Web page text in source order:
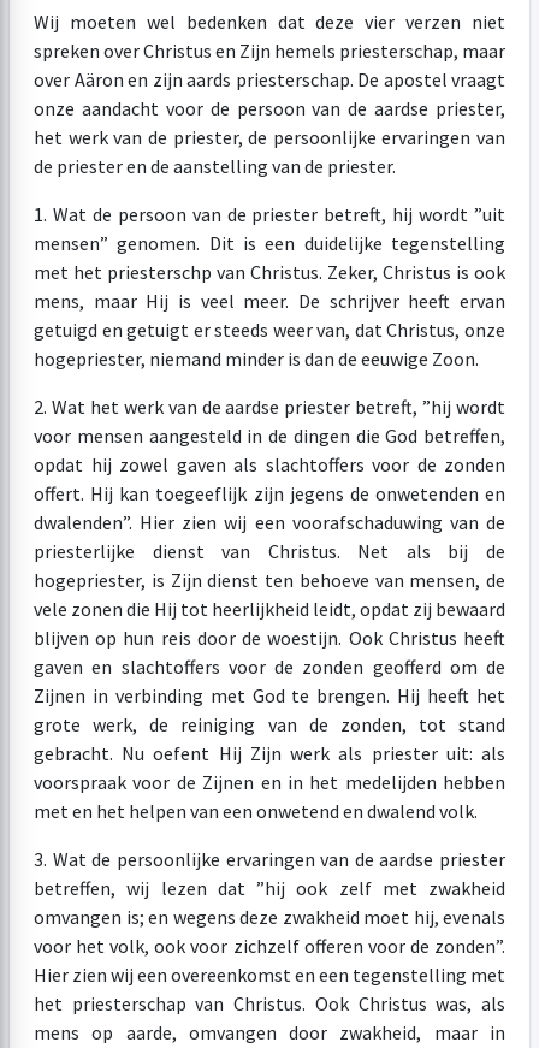
Wij moeten wel bedenken dat deze vier verzen niet
spreken over Christus en Zijn hemels priesterschap, maar
over Aäron en zijn aards priesterschap. De apostel vraagt
onze aandacht voor de persoon van de aardse priester,
het werk van de priester, de persoonlijke ervaringen van
de priester en de aanstelling van de priester.
1. Wat de persoon van de priester betreft, hij wordt ”uit
mensen” genomen. Dit is een duidelijke tegenstelling
met het priesterschp van Christus. Zeker, Christus is ook
mens, maar Hij is veel meer. De schrijver heeft ervan
getuigd en getuigt er steeds weer van, dat Christus, onze
hogepriester, niemand minder is dan de eeuwige Zoon.
2. Wat het werk van de aardse priester betreft, ”hij wordt
voor mensen aangesteld in de dingen die God betreffen,
opdat hij zowel gaven als slachtoffers voor de zonden
offert. Hij kan toegeeflijk zijn jegens de onwetenden en
dwalenden”. Hier zien wij een voorafschaduwing van de
priesterlijke dienst van Christus. Net als bij de
hogepriester, is Zijn dienst ten behoeve van mensen, de
vele zonen die Hij tot heerlijkheid leidt, opdat zij bewaard
blijven op hun reis door de woestijn. Ook Christus heeft
gaven en slachtoffers voor de zonden geofferd om de
Zijnen in verbinding met God te brengen. Hij heeft het
grote werk, de reiniging van de zonden, tot stand
gebracht. Nu oefent Hij Zijn werk als priester uit: als
voorspraak voor de Zijnen en in het medelijden hebben
met en het helpen van een onwetend en dwalend volk.
3. Wat de persoonlijke ervaringen van de aardse priester
betreffen, wij lezen dat ”hij ook zelf met zwakheid
omvangen is; en wegens deze zwakheid moet hij, evenals
voor het volk, ook voor zichzelf offeren voor de zonden”.
Hier zien wij een overeenkomst en een tegenstelling met
het priesterschap van Christus. Ook Christus was, als
mens op aarde, omvangen door zwakheid, maar in